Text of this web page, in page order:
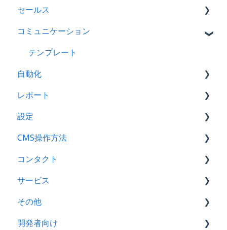
キャンペーン
広告
Eメール
ランディングページ
ファイル
フォーム
SEO（検索エンジン最適化）
ウェブサイトページ
ブログ
CTA
セールス
取引
タスク
ミーティング
コミュニケーション
テンプレート
自動化
ワークフロー
レポート
アナリティクスツール
ダッシュボード
レポート
設定
プロパティ
Eメール連携
API連携
メール通知
Eメール
CMS操作方法
CMS
見た目の調整
コンタクト
コール
アクティビティーフィード
コンタクト
サービス
フィードバックアンケート
ナレッジベース
その他
ファイル
開発者向け